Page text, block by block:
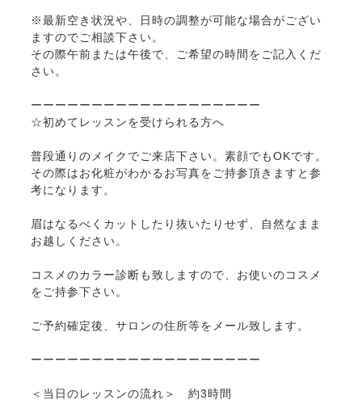
※最新空き状況や、日時の調整が可能な場合がござい
ますのでご相談下さい。
その際午前または午後で、ご希望の時間をご記入くだ
さい。
ーーーーーーーーーーーーーーーーーーー
☆初めてレッスンを受けられる方へ
普段通りのメイクでご来店下さい。素顔でもOKです。
その際はお化粧がわかるお写真をご持参頂きますと参
考になります。
眉はなるべくカットしたり抜いたりせず、自然なまま
お越しください。
コスメのカラー診断も致しますので、お使いのコスメ
をご持参下さい。
ご予約確定後、サロンの住所等をメール致します。
ーーーーーーーーーーーーーーーーーーー
＜当日のレッスンの流れ＞ 約3時間